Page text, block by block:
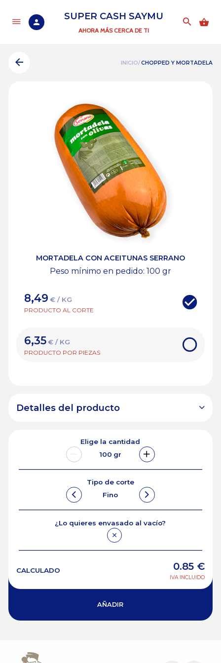
SUPER CASH SAYMU
AHORA MÁS CERCA DE TI
INICIO/CHOPPED Y MORTADELA
MORTADELA CON ACEITUNAS SERRANO
Peso mínimo en pedido: 100 gr
8,49 € / KG
PRODUCTO AL CORTE
6,35 € / KG
PRODUCTO POR PIEZAS
Detalles del producto
Elige la cantidad
100 gr
Tipo de corte
Fino
¿Lo quieres envasado al vacío?
CALCULADO 0.85 €
IVA INCLUIDO
AÑADIR